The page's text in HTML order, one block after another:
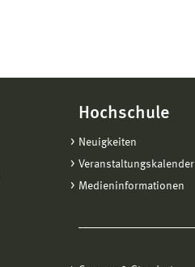
Hochschule
Neuigkeiten
Veranstaltungskalender
Medieninformationen